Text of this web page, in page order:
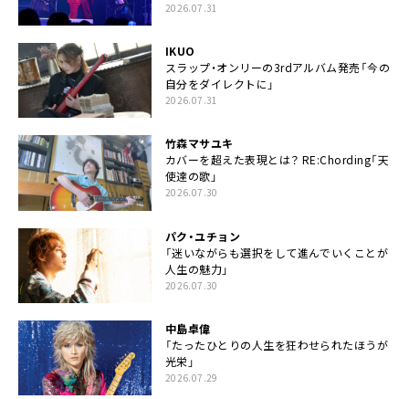
2026.07.31
IKUO
スラップ・オンリーの3rdアルバム発売「今の
自分をダイレクトに」
2026.07.31
竹森マサユキ
カバーを超えた表現とは？ RE:Chording「天
使達の歌」
2026.07.30
パク・ユチョン
「迷いながらも選択をして進んでいくことが
人生の魅力」
2026.07.30
中島卓偉
「たったひとりの人生を狂わせられたほうが
光栄」
2026.07.29